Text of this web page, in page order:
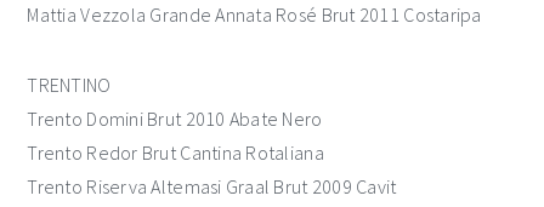
Mattia Vezzola Grande Annata Rosé Brut 2011 Costaripa
TRENTINO
Trento Domini Brut 2010 Abate Nero
Trento Redor Brut Cantina Rotaliana
Trento Riserva Altemasi Graal Brut 2009 Cavit